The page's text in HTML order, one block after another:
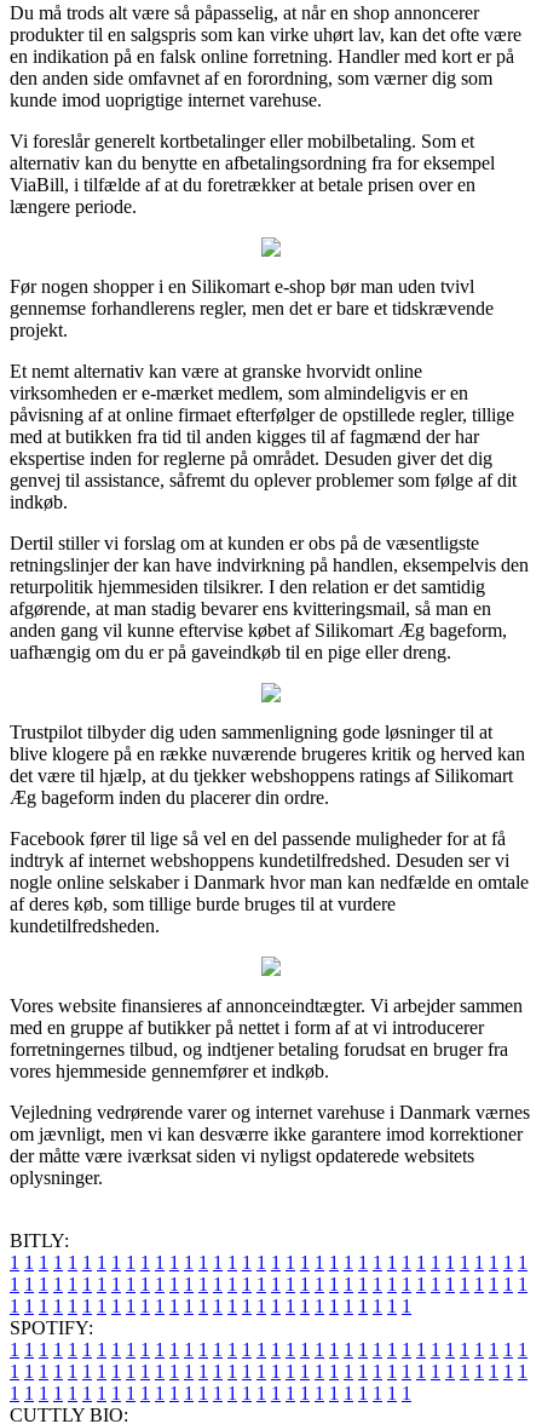
Du må trods alt være så påpasselig, at når en shop annoncerer
produkter til en salgspris som kan virke uhørt lav, kan det ofte være
en indikation på en falsk online forretning. Handler med kort er på
den anden side omfavnet af en forordning, som værner dig som
kunde imod uoprigtige internet varehuse.
Vi foreslår generelt kortbetalinger eller mobilbetaling. Som et
alternativ kan du benytte en afbetalingsordning fra for eksempel
ViaBill, i tilfælde af at du foretrækker at betale prisen over en
længere periode.
Før nogen shopper i en Silikomart e-shop bør man uden tvivl
gennemse forhandlerens regler, men det er bare et tidskrævende
projekt.
Et nemt alternativ kan være at granske hvorvidt online
virksomheden er e-mærket medlem, som almindeligvis er en
påvisning af at online firmaet efterfølger de opstillede regler, tillige
med at butikken fra tid til anden kigges til af fagmænd der har
ekspertise inden for reglerne på området. Desuden giver det dig
genvej til assistance, såfremt du oplever problemer som følge af dit
indkøb.
Dertil stiller vi forslag om at kunden er obs på de væsentligste
retningslinjer der kan have indvirkning på handlen, eksempelvis den
returpolitik hjemmesiden tilsikrer. I den relation er det samtidig
afgørende, at man stadig bevarer ens kvitteringsmail, så man en
anden gang vil kunne eftervise købet af Silikomart Æg bageform,
uafhængig om du er på gaveindkøb til en pige eller dreng.
Trustpilot tilbyder dig uden sammenligning gode løsninger til at
blive klogere på en række nuværende brugeres kritik og herved kan
det være til hjælp, at du tjekker webshoppens ratings af Silikomart
Æg bageform inden du placerer din ordre.
Facebook fører til lige så vel en del passende muligheder for at få
indtryk af internet webshoppens kundetilfredshed. Desuden ser vi
nogle online selskaber i Danmark hvor man kan nedfælde en omtale
af deres køb, som tillige burde bruges til at vurdere
kundetilfredsheden.
Vores website finansieres af annonceindtægter. Vi arbejder sammen
med en gruppe af butikker på nettet i form af at vi introducerer
forretningernes tilbud, og indtjener betaling forudsat en bruger fra
vores hjemmeside gennemfører et indkøb.
Vejledning vedrørende varer og internet varehuse i Danmark værnes
om jævnligt, men vi kan desværre ikke garantere imod korrektioner
der måtte være iværksat siden vi nyligst opdaterede websitets
oplysninger.
BITLY:
1 1 1 1 1 1 1 1 1 1 1 1 1 1 1 1 1 1 1 1 1 1 1 1 1 1 1 1 1 1 1 1 1 1 1 1
1 1 1 1 1 1 1 1 1 1 1 1 1 1 1 1 1 1 1 1 1 1 1 1 1 1 1 1 1 1 1 1 1 1 1 1
1 1 1 1 1 1 1 1 1 1 1 1 1 1 1 1 1 1 1 1 1 1 1 1 1 1 1 1
SPOTIFY:
1 1 1 1 1 1 1 1 1 1 1 1 1 1 1 1 1 1 1 1 1 1 1 1 1 1 1 1 1 1 1 1 1 1 1 1
1 1 1 1 1 1 1 1 1 1 1 1 1 1 1 1 1 1 1 1 1 1 1 1 1 1 1 1 1 1 1 1 1 1 1 1
1 1 1 1 1 1 1 1 1 1 1 1 1 1 1 1 1 1 1 1 1 1 1 1 1 1 1 1
CUTTLY BIO: